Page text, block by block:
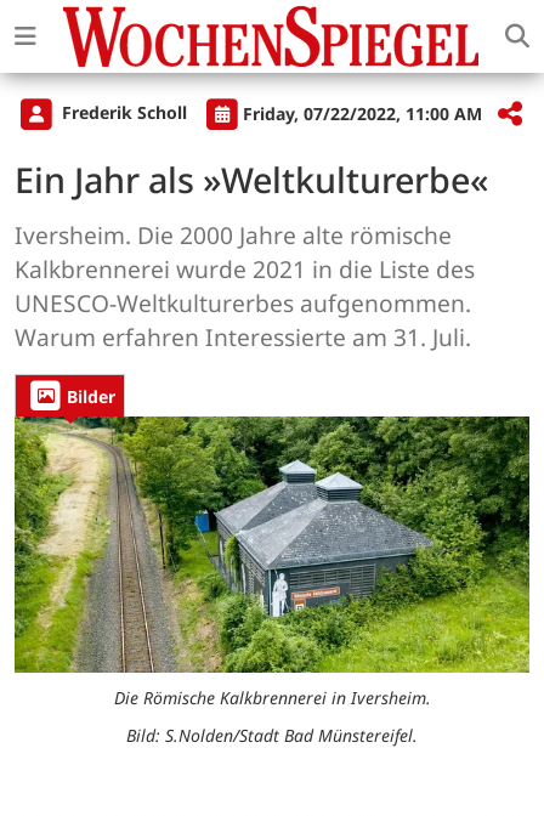
Frederik Scholl Friday, 07/22/2022, 11:00 AM
Ein Jahr als »Weltkulturerbe«
Iversheim. Die 2000 Jahre alte römische
Kalkbrennerei wurde 2021 in die Liste des
UNESCO-Weltkulturerbes aufgenommen.
Warum erfahren Interessierte am 31. Juli.
Bilder
Die Römische Kalkbrennerei in Iversheim.
Bild: S.Nolden/Stadt Bad Münstereifel.